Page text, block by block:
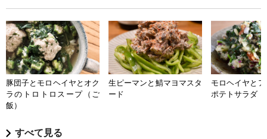
豚団子とモロヘイヤとオク
ラのトロトロスープ（ご
飯）
生ピーマンと鯖マヨマスタ
ード
モロヘイヤと
ポテトサラダ
すべて見る